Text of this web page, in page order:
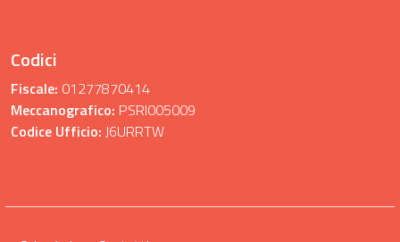
Codici
Fiscale: 01277870414
Meccanografico: PSRI005009
Codice Ufficio: J6URRTW